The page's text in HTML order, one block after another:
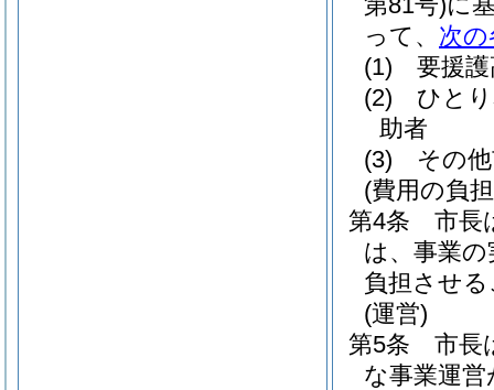
って、 次
(1)
要援
(2)
ひと
助者
(3)
その
(費用の負
第4条
市長
は、事業
負担させ
(運営)
第5条
市長
な事業運